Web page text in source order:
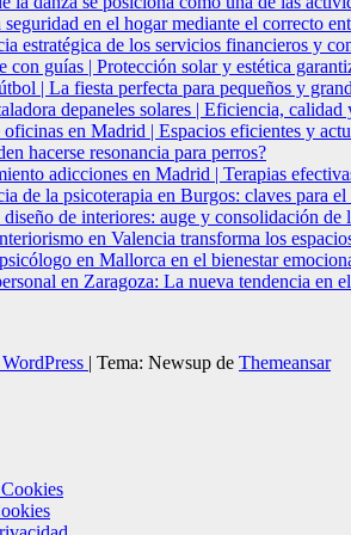
en el hogar mediante el correcto
estratégica de los servicios financieros y
con guías | Protección solar y estética
| La fiesta perfecta para pequeños y
depaneles solares | Eficiencia, calidad
en Madrid | Espacios eficientes y
hacerse resonancia para perros?
adicciones en Madrid | Terapias
de la psicoterapia en Burgos: claves para
diseño de interiores: auge y consolidación
en Valencia transforma los
en Mallorca en el bienestar
en Zaragoza: La nueva tendencia en
| Tema: Newsup de Themeansar